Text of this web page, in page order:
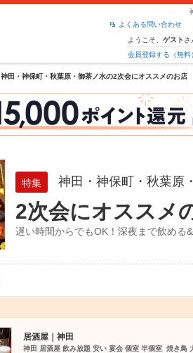
よくある問い合わせ
ようこそ、 ゲスト さ
会員登録する（無料
神田・神保町・秋葉原・御茶ノ水の2次会にオススメのお店
特集 神田・神保町・秋葉原
2次会にオススメ
遅い時間からでもOK！深夜まで飲める
居酒屋｜神田
神田 居酒屋 飲み放題 安い 宴会 個室 半個室 焼き鳥